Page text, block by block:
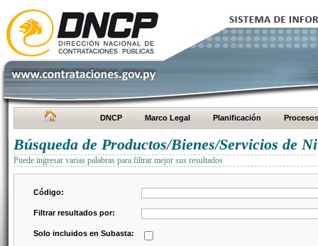
DNCP Marco Legal Planificación Procesos
Búsqueda de Productos/Bienes/Servicios de
Puede ingresar varias palabras para filtrar mejor sus resultados
Código:
Filtrar resultados por:
Solo incluidos en Subasta: